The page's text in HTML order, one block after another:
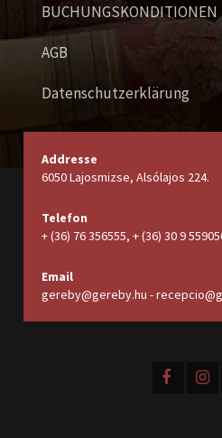
BUCHUNGSKONDITIONEN
AGB
Datenschutzerklärung
Addresse
6050 Lajosmizse, Alsólajos 224.
Telefon
+ (36) 76 356555, + (36) 30 9
Email
gereby@gereby.hu -